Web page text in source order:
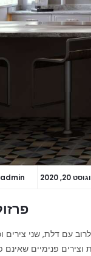
20, 2020
admin
עם דלת, שני צירים
פנימיים